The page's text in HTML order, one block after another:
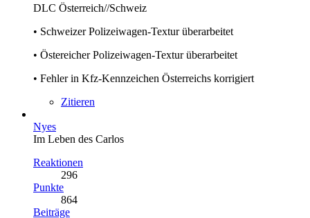
DLC Österreich//Schweiz
• Schweizer Polizeiwagen-Textur überarbeitet
• Östereicher Polizeiwagen-Textur überarbeitet
• Fehler in Kfz-Kennzeichen Österreichs korrigiert
Zitieren
Nyes
Im Leben des Carlos
Reaktionen
296
Punkte
864
Beiträge